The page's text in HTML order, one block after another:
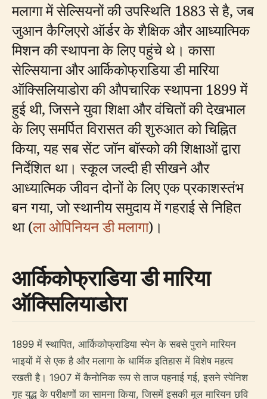
मलागा में सेल्सियनों की उपस्थिति 1883 से है, जब
जुआन कैग्लिएरो ऑर्डर के शैक्षिक और आध्यात्मिक
मिशन की स्थापना के लिए पहुंचे थे। कासा
सेल्सियाना और आर्किकोफ्राडिया डी मारिया
ऑक्सिलियाडोरा की औपचारिक स्थापना 1899 में
हुई थी, जिसने युवा शिक्षा और वंचितों की देखभाल
के लिए समर्पित विरासत की शुरुआत को चिह्नित
किया, यह सब सेंट जॉन बॉस्को की शिक्षाओं द्वारा
निर्देशित था। स्कूल जल्दी ही सीखने और
आध्यात्मिक जीवन दोनों के लिए एक प्रकाशस्तंभ
बन गया, जो स्थानीय समुदाय में गहराई से निहित
था (ला ओपिनियन डी मलागा)।
आर्किकोफ्राडिया डी मारिया
ऑक्सिलियाडोरा
1899 में स्थापित, आर्किकोफ्राडिया स्पेन के सबसे पुराने मारियन
भाइयों में से एक है और मलागा के धार्मिक इतिहास में विशेष महत्व
रखती है। 1907 में कैनोनिक रूप से ताज पहनाई गई, इसने स्पेनिश
गृह युद्ध के परीक्षणों का सामना किया, जिसमें इसकी मूल मारियन छवि